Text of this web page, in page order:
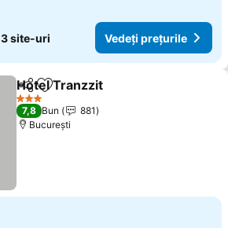
3 site-uri Vedeți prețurile
DistribuițiAdăugaţi la favorite
Hotel Tranzzit
3 Stele
7,8 Bun
881
București